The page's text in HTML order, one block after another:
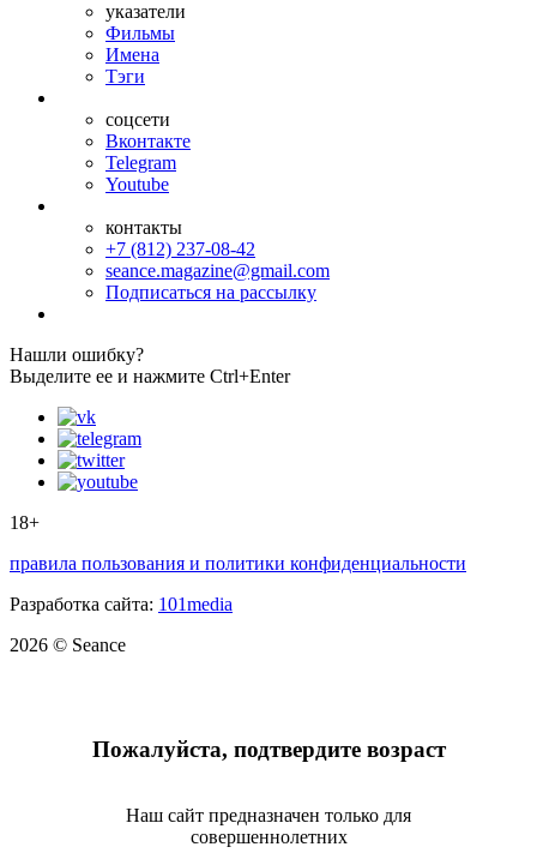
указатели
Фильмы
Имена
Тэги
соцсети
Вконтакте
Telegram
Youtube
контакты
+7 (812) 237-08-42
seance.magazine@gmail.com
Подписаться на рассылку
Нашли ошибку?
Выделите ее и нажмите Ctrl+Enter
18+
правила пользования и политики конфиденциальности
Разработка сайта: 101media
2026 © Seance
Пожалуйста, подтвердите возраст
Наш сайт предназначен только для
совершеннолетних